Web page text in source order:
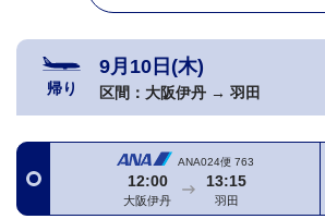
帰り
9月10日(木)
区間： 大阪伊丹 → 羽田
ANA024便 763
12:00
大阪伊丹
13:15
羽田